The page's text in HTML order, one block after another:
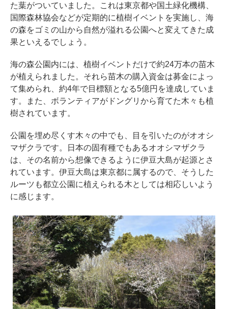
た葉がついていました。これは東京都や国土緑化機構、
国際森林協会などが定期的に植樹イベントを実施し、海
の森をゴミの山から自然が溢れる公園へと変えてきた成
果といえるでしょう。
海の森公園内には、植樹イベントだけで約24万本の苗木
が植えられました。それら苗木の購入資金は募金によっ
て集められ、約4年で目標額となる5億円を達成していま
す。また、ボランティアがドングリから育てた木々も植
樹されています。
公園を埋め尽くす木々の中でも、目を引いたのがオオシ
マザクラです。日本の固有種でもあるオオシマザクラ
は、その名前から想像できるように伊豆大島が起源とさ
れています。伊豆大島は東京都に属するので、そうした
ルーツも都立公園に植えられる木としては相応しいよう
に感じます。